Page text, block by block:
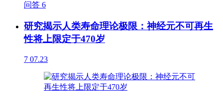
问答 6
研究揭示人类寿命理论极限：神经元不可再生
性将上限定于470岁
7 07.23